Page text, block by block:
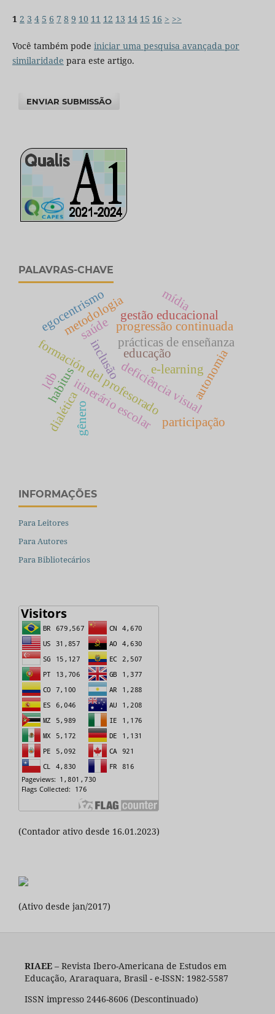
1 2 3 4 5 6 7 8 9 10 11 12 13 14 15 16 > >>
Você também pode iniciar uma pesquisa avançada por
similaridade para este artigo.
ENVIAR SUBMISSÃO
PALAVRAS-CHAVE
educação
deficiência visual
inclusão e-learning
formación del profesoradoprácticas de enseñanza
habitusitinerário escolar
progressão continuada
saúde
participação
metodologia
dialética
egocentrismo
autonomia
gestão educacional
ldb
gênero
mídia
INFORMAÇÕES
Para Leitores
Para Autores
Para Bibliotecários
(Contador ativo desde 16.01.2023)
(Ativo desde jan/2017)
RIAEE– Revista Ibero-Americana de Estudos em
Educação, Araraquara, Brasil - e-ISSN: 1982-5587
ISSN impresso 2446-8606 (Descontinuado)